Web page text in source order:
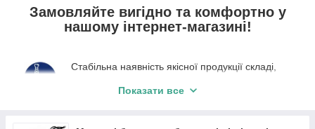
Замовляйте вигідно та комфортно у
нашому інтернет-магазині!
Стабільна наявність якісної продукції складі,
Показати все